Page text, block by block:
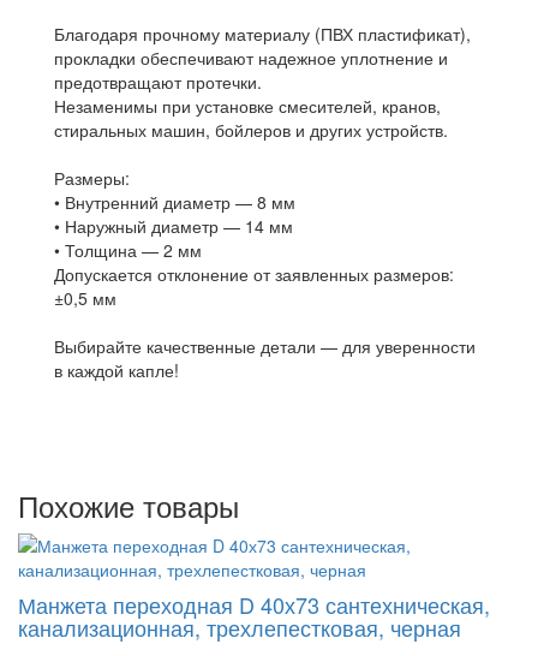
Благодаря прочному материалу (ПВХ пластификат),
прокладки обеспечивают надежное уплотнение и
предотвращают протечки.
Незаменимы при установке смесителей, кранов,
стиральных машин, бойлеров и других устройств.
Размеры:
• Внутренний диаметр — 8 мм
• Наружный диаметр — 14 мм
• Толщина — 2 мм
Допускается отклонение от заявленных размеров:
±0,5 мм
Выбирайте качественные детали — для уверенности
в каждой капле!
Похожие товары
Манжета переходная D 40х73 сантехническая,
канализационная, трехлепестковая, черная